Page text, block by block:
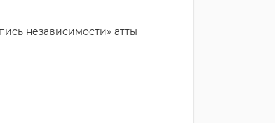
независимости» атты